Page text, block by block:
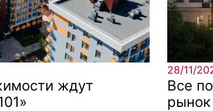
ждут
28/11/
Все